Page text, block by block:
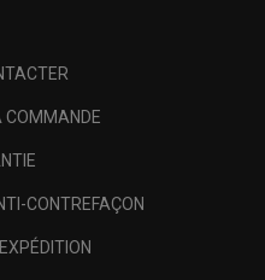
COMMANDE
CONTREFAÇON